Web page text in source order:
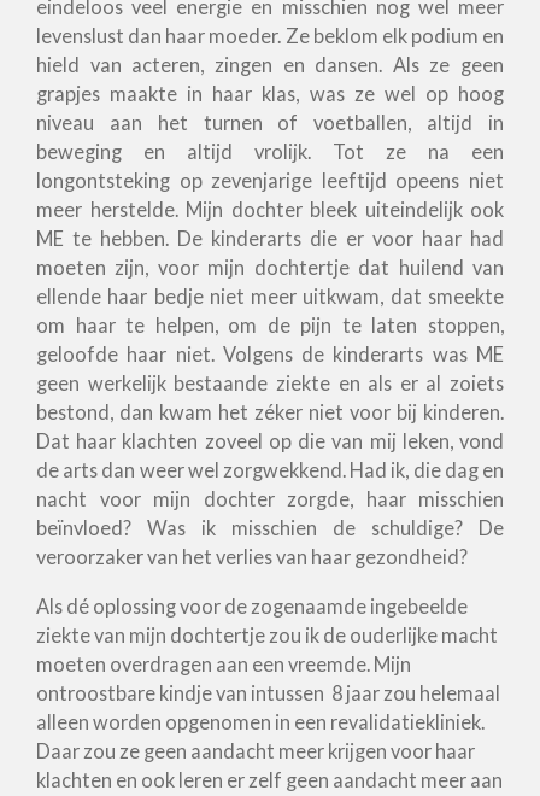
eindeloos veel energie en misschien nog wel meer
levenslust dan haar moeder. Ze beklom elk podium en
hield van acteren, zingen en dansen. Als ze geen
grapjes maakte in haar klas, was ze wel op hoog
niveau aan het turnen of voetballen, altijd in
beweging en altijd vrolijk. Tot ze na een
longontsteking op zevenjarige leeftijd opeens niet
meer herstelde. Mijn dochter bleek uiteindelijk ook
ME te hebben. De kinderarts die er voor haar had
moeten zijn, voor mijn dochtertje dat huilend van
ellende haar bedje niet meer uitkwam, dat smeekte
om haar te helpen, om de pijn te laten stoppen,
geloofde haar niet. Volgens de kinderarts was ME
geen werkelijk bestaande ziekte en als er al zoiets
bestond, dan kwam het zéker niet voor bij kinderen.
Dat haar klachten zoveel op die van mij leken, vond
de arts dan weer wel zorgwekkend. Had ik, die dag en
nacht voor mijn dochter zorgde, haar misschien
beïnvloed? Was ik misschien de schuldige? De
veroorzaker van het verlies van haar gezondheid?
Als dé oplossing voor de zogenaamde ingebeelde
ziekte van mijn dochtertje zou ik de ouderlijke macht
moeten overdragen aan een vreemde. Mijn
ontroostbare kindje van intussen 8 jaar zou helemaal
alleen worden opgenomen in een revalidatiekliniek.
Daar zou ze geen aandacht meer krijgen voor haar
klachten en ook leren er zelf geen aandacht meer aan